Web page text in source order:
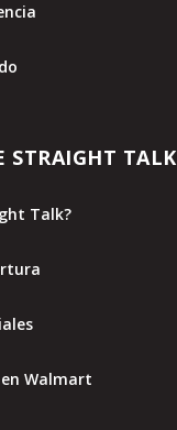
STRAIGHT TALK
Talk?
Walmart